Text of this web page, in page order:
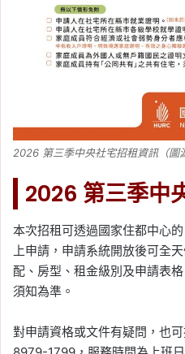
2026 第三季中央社宅招租資訊（圖
2026 第三季中
本次招租可透過國家住都中心的
上申請，申請系統開放後可全
配、房型、租金級別及申請表
須知為準。
對申請資格或文件有疑問，也